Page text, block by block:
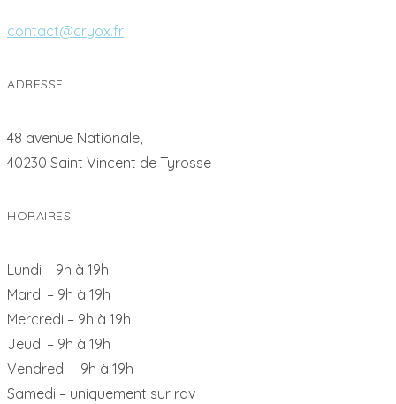
contact@cryox.fr
ADRESSE
48 avenue Nationale,
40230 Saint Vincent de Tyrosse
HORAIRES
Lundi – 9h à 19h
Mardi – 9h à 19h
Mercredi – 9h à 19h
Jeudi – 9h à 19h
Vendredi – 9h à 19h
Samedi – uniquement sur rdv